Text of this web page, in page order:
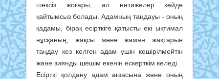
шексіз жоғары, ал нәтижелер кейде
қайтымсыз болады. Адамның таңдауы - оның
қадамы, бірақ есірткіге қатысты екі ықтимал
нұсқаның, жақсы және жаман жақтарын
таңдау кез келген адам үшін кешірілмейтін
және зиянды шешім екенін ескерткім келеді.
Есірткі қолдану адам ағзасына және оның